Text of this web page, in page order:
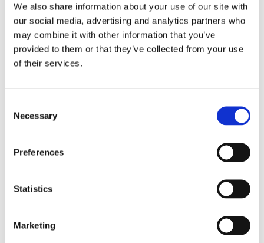
We also share information about your use of our site with
our social media, advertising and analytics partners who
may combine it with other information that you’ve
provided to them or that they’ve collected from your use
of their services.
Selection
Necessary
Preferences
Statistics
Marketing